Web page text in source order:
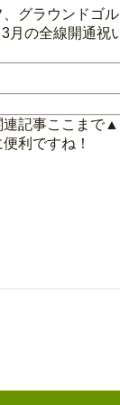
グラウンドゴ
の全線開通祝
記事ここまで▲
利ですね！